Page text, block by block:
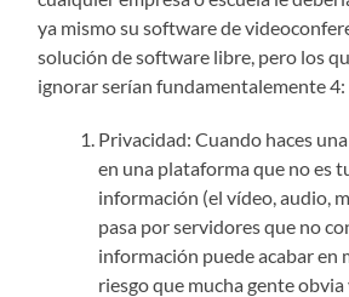
ya mismo su software de
solución de software libre, pero los
ignorar serían fundamentalemente 4:
Privacidad: Cuando haces
en una plataforma que no es
información (el vídeo, audio,
pasa por servidores que no
información puede acabar en
riesgo que mucha gente obvia